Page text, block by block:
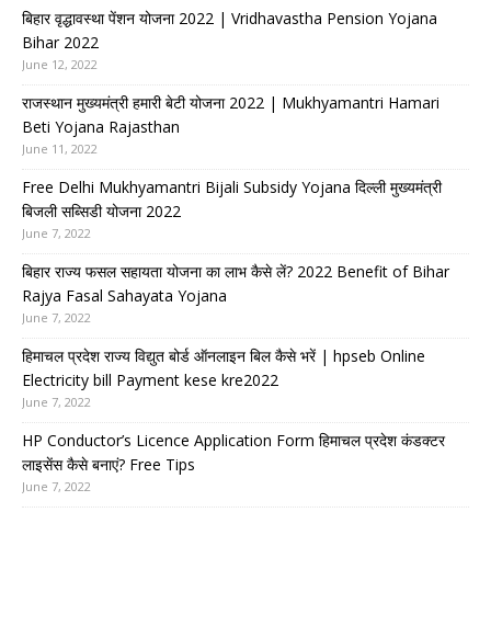
बिहार वृद्धावस्था पेंशन योजना 2022 | Vridhavastha Pension Yojana
Bihar 2022
June 12, 2022
राजस्थान मुख्यमंत्री हमारी बेटी योजना 2022 | Mukhyamantri Hamari
Beti Yojana Rajasthan
June 11, 2022
Free Delhi Mukhyamantri Bijali Subsidy Yojana दिल्ली मुख्यमंत्री
बिजली सब्सिडी योजना 2022
June 7, 2022
बिहार राज्य फसल सहायता योजना का लाभ कैसे लें? 2022 Benefit of Bihar
Rajya Fasal Sahayata Yojana
June 7, 2022
हिमाचल प्रदेश राज्य विद्युत बोर्ड ऑनलाइन बिल कैसे भरें | hpseb Online
Electricity bill Payment kese kre2022
June 7, 2022
HP Conductor’s Licence Application Form हिमाचल प्रदेश कंडक्टर
लाइसेंस कैसे बनाएं? Free Tips
June 7, 2022